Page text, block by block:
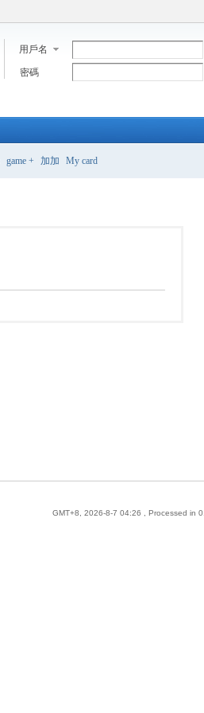
用戶名
密碼
game + 加加 My card
GMT+8, 2026-8-7 04:26 , Processed in